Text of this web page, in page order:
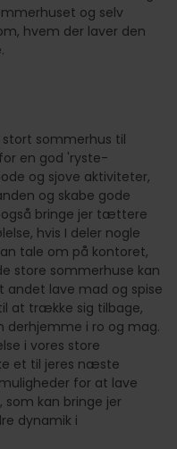
og selv
hvem der laver den
sommerhus til
en god 'ryste-
og sjove aktiviteter,
og skabe gode
bringe jer tættere
hvis I deler nogle
tale om på kontoret,
store sommerhuse kan
lave mad og spise
at trække sig tilbage,
derhjemme i ro og mag.
i vores store
et til jeres næste
for at lave
kan bringe jer
dynamik i